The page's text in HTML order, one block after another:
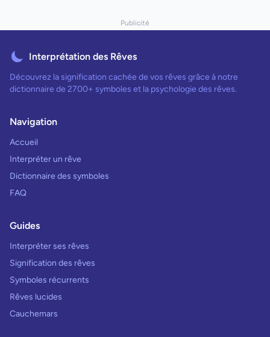
Publicité
Interprétation des Rêves
Découvrez la signification cachée de vos rêves grâce à notre
dictionnaire de 2700+ symboles et la psychologie des rêves.
Navigation
Accueil
Interpréter un rêve
Dictionnaire des symboles
FAQ
Guides
Interpréter ses rêves
Signification des rêves
Symboles récurrents
Rêves lucides
Cauchemars